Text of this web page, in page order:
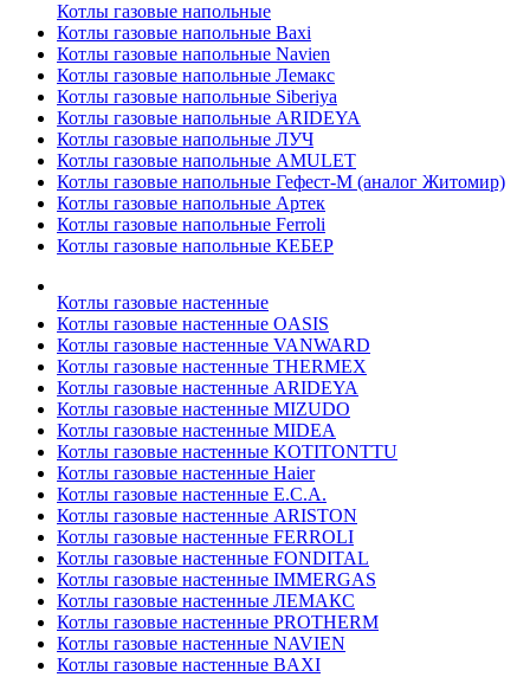
Котлы газовые напольные
Котлы газовые напольные Baxi
Котлы газовые напольные Navien
Котлы газовые напольные Лемакс
Котлы газовые напольные Siberiya
Котлы газовые напольные ARIDEYA
Котлы газовые напольные ЛУЧ
Котлы газовые напольные AMULET
Котлы газовые напольные Гефест-М (аналог Житомир)
Котлы газовые напольные Артек
Котлы газовые напольные Ferroli
Котлы газовые напольные КЕБЕР
Котлы газовые настенные
Котлы газовые настенные OASIS
Котлы газовые настенные VANWARD
Котлы газовые настенные THERMEX
Котлы газовые настенные ARIDEYA
Котлы газовые настенные MIZUDO
Котлы газовые настенные MIDEA
Котлы газовые настенные KOTITONTTU
Котлы газовые настенные Haier
Котлы газовые настенные E.C.A.
Котлы газовые настенные ARISTON
Котлы газовые настенные FERROLI
Котлы газовые настенные FONDITAL
Котлы газовые настенные IMMERGAS
Котлы газовые настенные ЛЕМАКС
Котлы газовые настенные PROTHERM
Котлы газовые настенные NAVIEN
Котлы газовые настенные BAXI